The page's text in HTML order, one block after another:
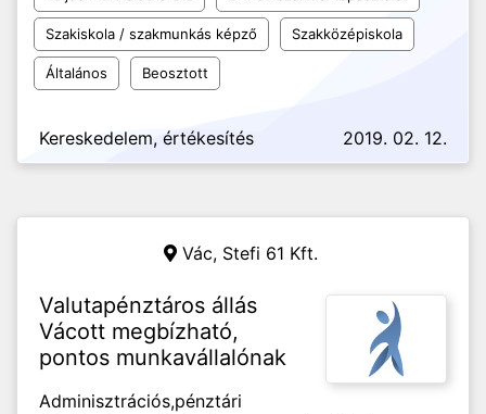
Szakiskola / szakmunkás képző Szakközépiskola
Általános Beosztott
Kereskedelem, értékesítés 2019. 02. 12.
Vác, Stefi 61 Kft.
Valutapénztáros állás
Vácott megbízható,
pontos munkavállalónak
Adminisztrációs,pénztári